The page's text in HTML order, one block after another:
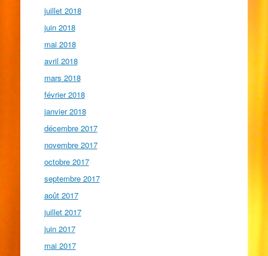
juillet 2018
juin 2018
mai 2018
avril 2018
mars 2018
février 2018
janvier 2018
décembre 2017
novembre 2017
octobre 2017
septembre 2017
août 2017
juillet 2017
juin 2017
mai 2017